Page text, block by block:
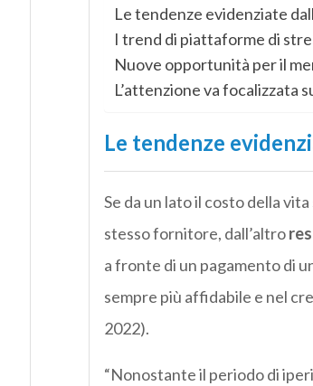
Le tendenze evidenziate
I trend di piattaforme di
Nuove opportunità per il
L’attenzione va focalizzata
Le tendenze
Se da un lato il costo della
stesso fornitore, dall’altro
a fronte di un pagamento di
sempre più affidabile e nel
2022).
“Nonostante il periodo di